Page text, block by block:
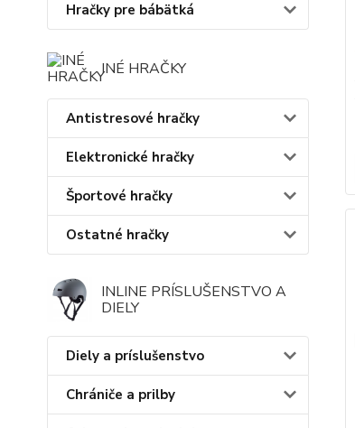
Hračky pre bábätká
INÉ HRAČKY
Antistresové hračky
Elektronické hračky
Športové hračky
Ostatné hračky
INLINE PRÍSLUŠENSTVO A
DIELY
Diely a príslušenstvo
Chrániče a prilby